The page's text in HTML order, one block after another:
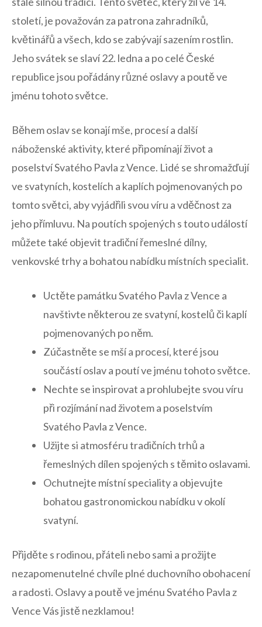
století, je považován za patrona zahradníků,
květinářů⁣ a všech, kdo se ⁤zabývají sazením ⁣rostlin.
Jeho svátek se slaví ‌22. ledna a po celé České
republice jsou‌ pořádány‍ různé oslavy a poutě ⁤ve
jménu tohoto světce.
Během oslav se​ konají mše, procesí a další
náboženské⁢ aktivity,​ které připomínají život ⁢a
poselství Svatého Pavla z Vence. Lidé se shromažďují
ve​ svatyních, kostelích a kaplích pojmenovaných po
tomto světci, aby vyjádřili svou víru a ⁣vděčnost za
jeho ⁤přímluvu. Na poutích spojených s‍ touto⁣ událostí
můžete⁢ také‍ objevit tradiční řemeslné dílny,
venkovské ​trhy a bohatou‍ nabídku ⁣místních specialit.
Uctěte památku Svatého Pavla z Vence a⁣
navštivte některou ze svatyní, kostelů či kaplí
pojmenovaných po něm.
Zúčastněte se ⁣mší a procesí, které jsou⁣
součástí oslav a poutí ve ‌jménu‍ tohoto světce.
Nechte se inspirovat ‍a prohlubejte ‍svou⁣ víru
při rozjímání nad​ životem a poselstvím
Svatého Pavla z Vence.
Užijte⁣ si atmosféru tradičních ‍trhů a
řemeslných dílen spojených s ⁤těmito⁤ oslavami.
Ochutnejte místní speciality a objevujte
bohatou gastronomickou nabídku v ​okolí
svatyní.
Přijděte ​s‌ rodinou, přáteli nebo ⁢sami a prožijte
nezapomenutelné chvíle plné ⁤duchovního obohacení
a radosti. Oslavy a poutě ve⁤ jménu ⁣Svatého‌ Pavla z
Vence Vás jistě nezklamou!